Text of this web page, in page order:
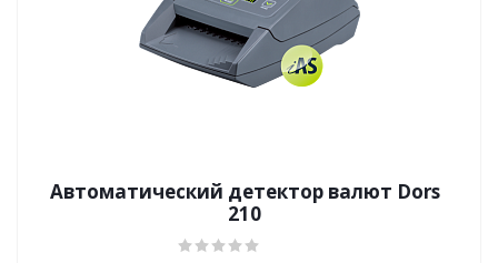
Автоматический детектор валют Dors
210